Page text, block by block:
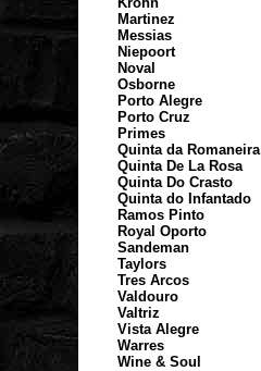
Martinez
Messias
Niepoort
Noval
Osborne
Porto Alegre
Porto Cruz
Primes
Quinta da Romaneira
Quinta De La Rosa
Quinta Do Crasto
Quinta do Infantado
Ramos Pinto
Royal Oporto
Sandeman
Taylors
Tres Arcos
Valdouro
Valtriz
Vista Alegre
Warres
Wine & Soul